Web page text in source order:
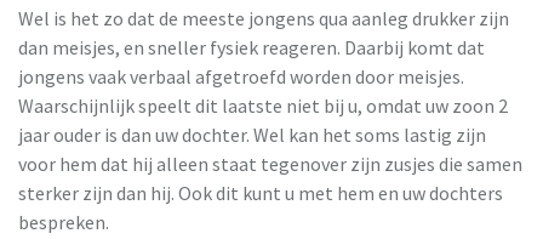
Wel is het zo dat de meeste jongens qua aanleg drukker zijn
dan meisjes, en sneller fysiek reageren. Daarbij komt dat
jongens vaak verbaal afgetroefd worden door meisjes.
Waarschijnlijk speelt dit laatste niet bij u, omdat uw zoon 2
jaar ouder is dan uw dochter. Wel kan het soms lastig zijn
voor hem dat hij alleen staat tegenover zijn zusjes die samen
sterker zijn dan hij. Ook dit kunt u met hem en uw dochters
bespreken.